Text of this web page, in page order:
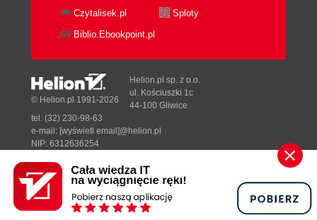
A.1.1. Proste specyfikatory formatu (131)
A.1.2. Modyfikatory (135)
A.1.3. Znaczniki (138)
A.1.4. Zmienna precyzja i szerokość pola
A.1.5. Neologizmy (141)
A.1.6. Anachronizmy (141)
A.2. Zmienne listy argumentów - varargs.h (142)
A.2.1. Implementacja varargs.h (146)
A.3. Zmienne listy argumentów w wydaniu ANSI -
stdarg.h (147)
Czytalisek.pl
Sploty
Biblio.Ebookpoint.pl
Designed with ♥ byTonik.pl
© Helion.pl 1991-2026
Helion.pl sp. z o.o.
ul. Kościuszki 1c
44-100 Gliwice
tel. (32) 230-98-63
e-mail: [wyświetl email]@helion.pl
NIP: 6312636254
Pełna wersja strony »